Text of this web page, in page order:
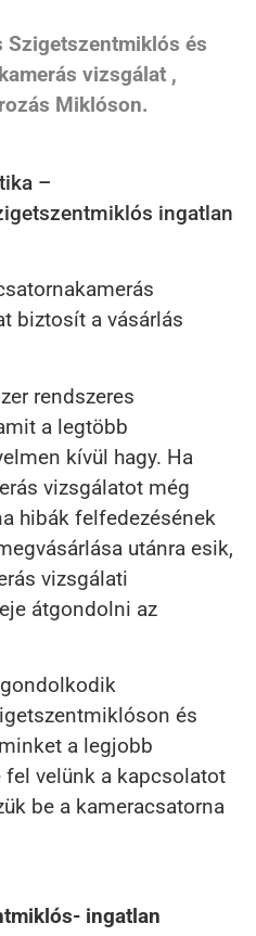
Szigetszentmiklós és
vizsgálat ,
Miklóson.
–
ingatlan
biztosít a vásárlás
rendszeres
a legtöbb
kívül hagy. Ha
vizsgálatot még
hibák felfedezésének
utánra esik,
vizsgálati
átgondolni az
és
a legjobb
fel velünk a kapcsolatot
be a kameracsatorna
ingatlan